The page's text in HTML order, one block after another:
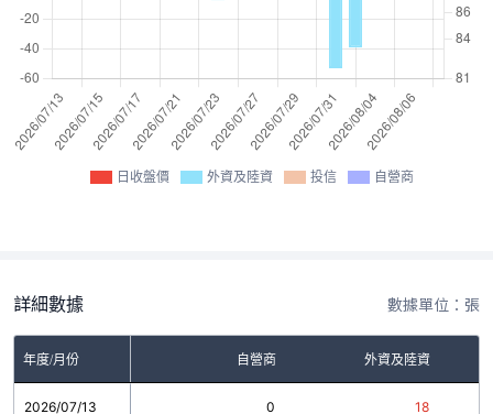
日收盤價 外資及陸資 投信 自營商
詳細數據 數據單位：張
年度/月份 自營商 外資及陸資
2026/07/13 0 18